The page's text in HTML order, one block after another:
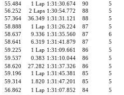
55.484 1 Lap 1:31:30.674 90
5
56.252 2 Laps 1:30:54.772 88
5
57.364 36.349 1:31:31.121 88
5
58.888 1 Lap 1:31:26.224 87
5
58.637 9.336 1:31:35.560 87
6
58.641 6.319 1:31:41.879 87
5
59.225 1 Lap 1:31:09.661 86
5
59.537 0.383 1:31:10.044 86
5
58.620 27.282 1:31:37.326 86
5
59.196 1 Lap 1:31:45.381 85
5
59.314 1.820 1:31:47.201 85
5
56.862 1 Lap 1:31:07.852 84
5